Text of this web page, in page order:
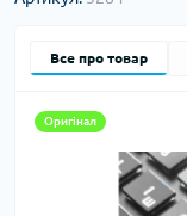
Все про товар
Оригінал